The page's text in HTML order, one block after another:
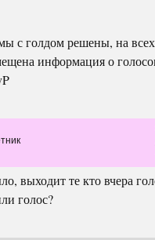
с голдом решены, на
информация о
выходит те кто вчера
голос?